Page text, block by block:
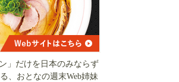
」だけを日本のみならず
、おとなの週末Web姉妹